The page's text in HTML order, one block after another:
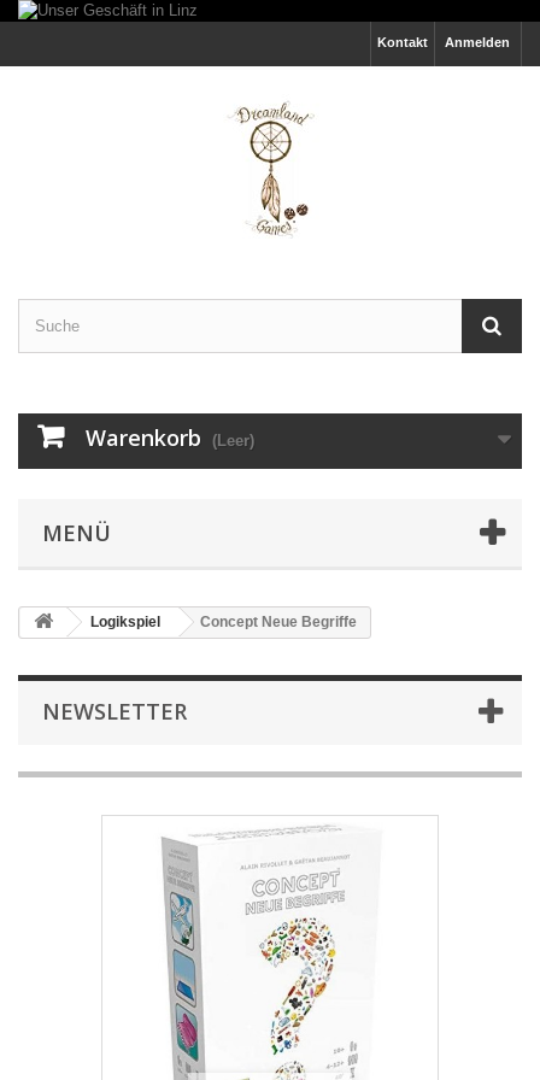
Anmelden
Kontakt
Warenkorb (Leer)
MENÜ
Logikspiel Concept Neue Begriffe
NEWSLETTER